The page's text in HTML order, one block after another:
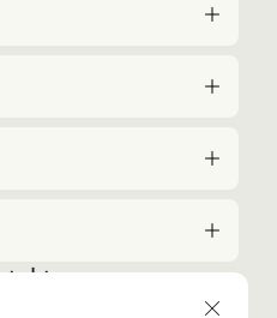
und zum Sortiment,